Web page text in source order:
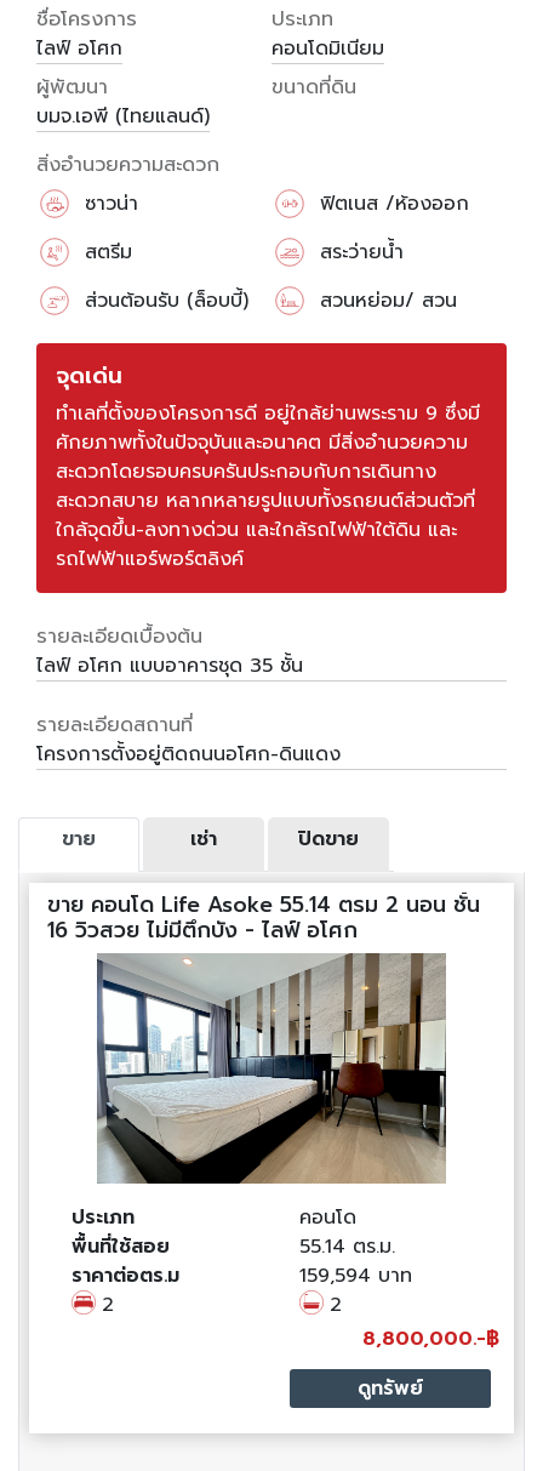
ชื่อโครงการ
ไลฟ์ อโศก
ประเภท
คอนโดมิเนียม
ผู้พัฒนา
บมจ.เอพี (ไทยแลนด์)
ขนาดที่ดิน
สิ่งอำนวยความสะดวก
ซาวน่า
ฟิตเนส /ห้องออก
กำลังกาย
สตรีม
สระว่ายน้ำ
ส่วนต้อนรับ (ล็อบบี้)
สวนหย่อม/ สวน
จุดเด่น
ทำเลที่ตั้งของโครงการดี อยู่ใกล้ย่านพระราม 9 ซึ่งมี
ศักยภาพทั้งในปัจจุบันและอนาคต มีสิ่งอำนวยความ
สะดวกโดยรอบครบครันประกอบกับการเดินทาง
สะดวกสบาย หลากหลายรูปแบบทั้งรถยนต์ส่วนตัวที่
ใกล้จุดขึ้น-ลงทางด่วน และใกล้รถไฟฟ้าใต้ดิน และ
รถไฟฟ้าแอร์พอร์ตลิงค์
รายละเอียดเบื้องต้น
ไลฟ์ อโศก แบบอาคารชุด 35 ชั้น
รายละเอียดสถานที่
โครงการตั้งอยู่ติดถนนอโศก-ดินแดง
ขาย เช่า ปิดขาย
ขาย คอนโด Life Asoke 55.14 ตรม 2 นอน ชั้น
16 วิวสวย ไม่มีตึกบัง - ไลฟ์ อโศก
ประเภท
คอนโด
พื้นที่ใช้สอย
55.14 ตร.ม.
ราคาต่อตร.ม
159,594 บาท
2
2
8,800,000.-฿
ดูทรัพย์